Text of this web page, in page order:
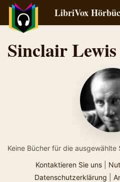
LibriVox
Sinclair Lewis
Keine Bücher für die
Kontaktieren Sie uns
Datenschutzerklärung